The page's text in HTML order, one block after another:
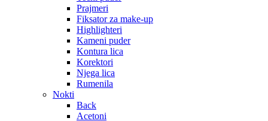
Prajmeri
Fiksator za make-up
Highlighteri
Kameni puder
Kontura lica
Korektori
Njega lica
Rumenila
Nokti
Back
Acetoni